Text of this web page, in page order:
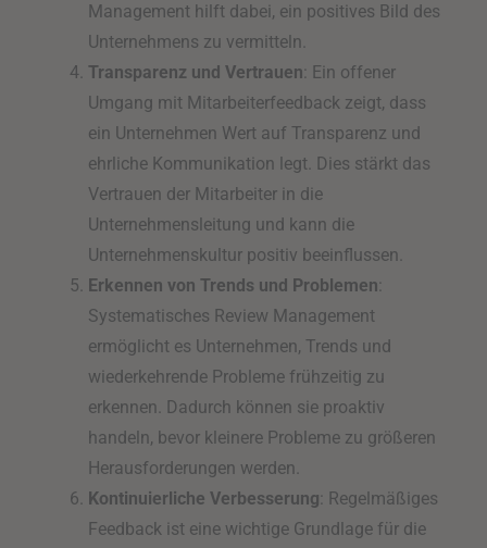
Management hilft dabei, ein positives Bild des
Unternehmens zu vermitteln.
Transparenz und Vertrauen: Ein offener
Umgang mit Mitarbeiterfeedback zeigt, dass
ein Unternehmen Wert auf Transparenz und
ehrliche Kommunikation legt. Dies stärkt das
Vertrauen der Mitarbeiter in die
Unternehmensleitung und kann die
Unternehmenskultur positiv beeinflussen.
Erkennen von Trends und Problemen:
Systematisches Review Management
ermöglicht es Unternehmen, Trends und
wiederkehrende Probleme frühzeitig zu
erkennen. Dadurch können sie proaktiv
handeln, bevor kleinere Probleme zu größeren
Herausforderungen werden.
Kontinuierliche Verbesserung: Regelmäßiges
Feedback ist eine wichtige Grundlage für die